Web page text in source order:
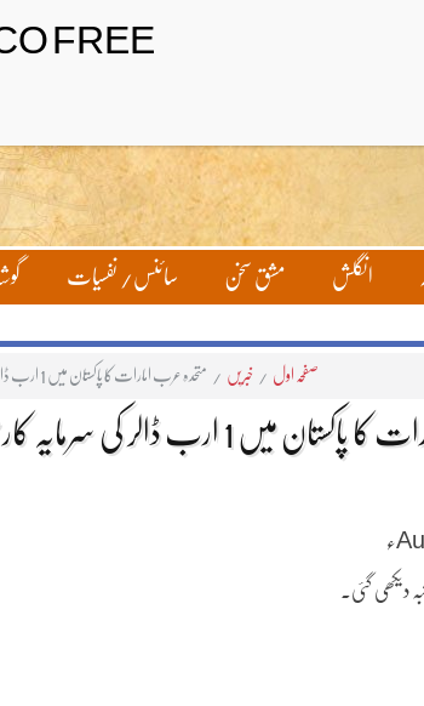
انگلش مشق سخن سائنس/ نفسیات
صفحہ اول / خبریں / متحدہ عرب امارات کا پاکستان میں 1 ارب ڈالر کی سرمایہ کاری کا اعلان
1 ارب ڈالر کی سرمایہ کاری کا اعلان
دیکھی گئی۔